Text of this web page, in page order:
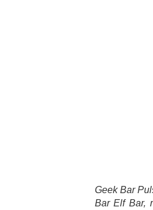
Geek Bar
Bar Elf Bar,